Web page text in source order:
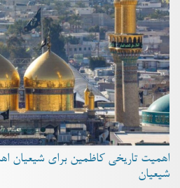
اهمیت تاریخی کاظمین برای شیعیان
شیعیان